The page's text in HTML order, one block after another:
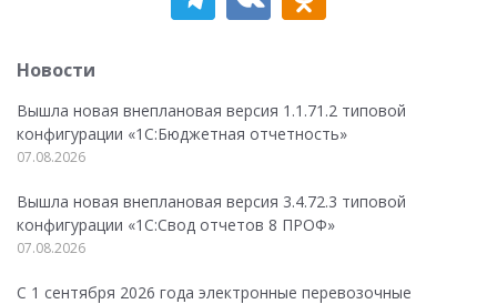
Новости
Вышла новая внеплановая версия 1.1.71.2 типовой
конфигурации «1C:Бюджетная отчетность»
07.08.2026
Вышла новая внеплановая версия 3.4.72.3 типовой
конфигурации «1C:Свод отчетов 8 ПРОФ»
07.08.2026
С 1 сентября 2026 года электронные перевозочные